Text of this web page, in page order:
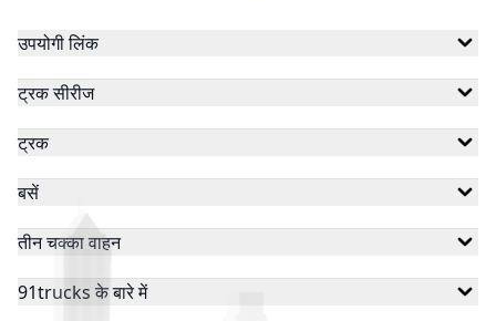
उपयोगी लिंक
ट्रक सीरीज
ट्रक
बसें
तीन चक्का वाहन
91trucks के बारे में